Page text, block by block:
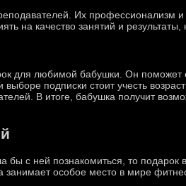
Их профессионализм и
на качество занятий и
для любимой бабушки. Он поможет
подписки стоит учесть
В итоге, бабушка получит
с ней познакомиться, то подарок
особое место в мире